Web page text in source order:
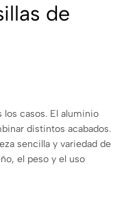
de
los casos. El aluminio
distintos acabados.
sencilla y variedad de
el peso y el uso